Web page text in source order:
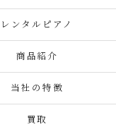
レンタルピアノ
商品紹介
当社の特徴
買取